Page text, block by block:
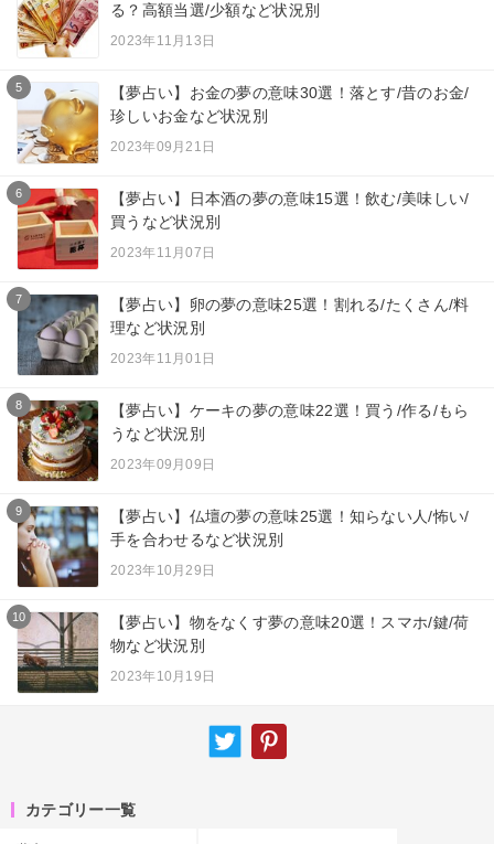
る？高額当選/少額など状況別
2023年11月13日
5
【夢占い】お金の夢の意味30選！落とす/昔のお金/
珍しいお金など状況別
2023年09月21日
6
【夢占い】日本酒の夢の意味15選！飲む/美味しい/
買うなど状況別
2023年11月07日
7
【夢占い】卵の夢の意味25選！割れる/たくさん/料
理など状況別
2023年11月01日
8
【夢占い】ケーキの夢の意味22選！買う/作る/もら
うなど状況別
2023年09月09日
9
【夢占い】仏壇の夢の意味25選！知らない人/怖い/
手を合わせるなど状況別
2023年10月29日
10
【夢占い】物をなくす夢の意味20選！スマホ/鍵/荷
物など状況別
2023年10月19日
カテゴリー一覧